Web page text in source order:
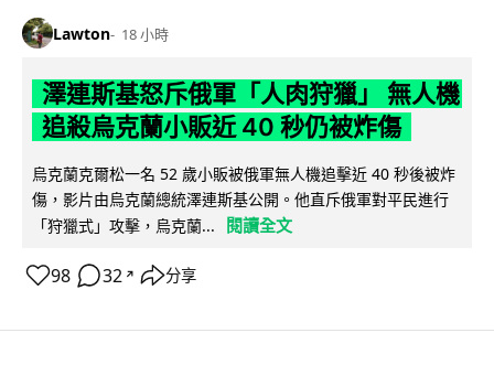
Lawton 18 小時
澤連斯基怒斥俄軍「人肉狩獵」 無人機
追殺烏克蘭小販近 40 秒仍被炸傷
烏克蘭克爾松一名 52 歲小販被俄軍無人機追擊近 40 秒後被炸
傷，影片由烏克蘭總統澤連斯基公開。他直斥俄軍對平民進行
「狩獵式」攻擊，烏克蘭...
閱讀全文
98 32 ↗ 分享